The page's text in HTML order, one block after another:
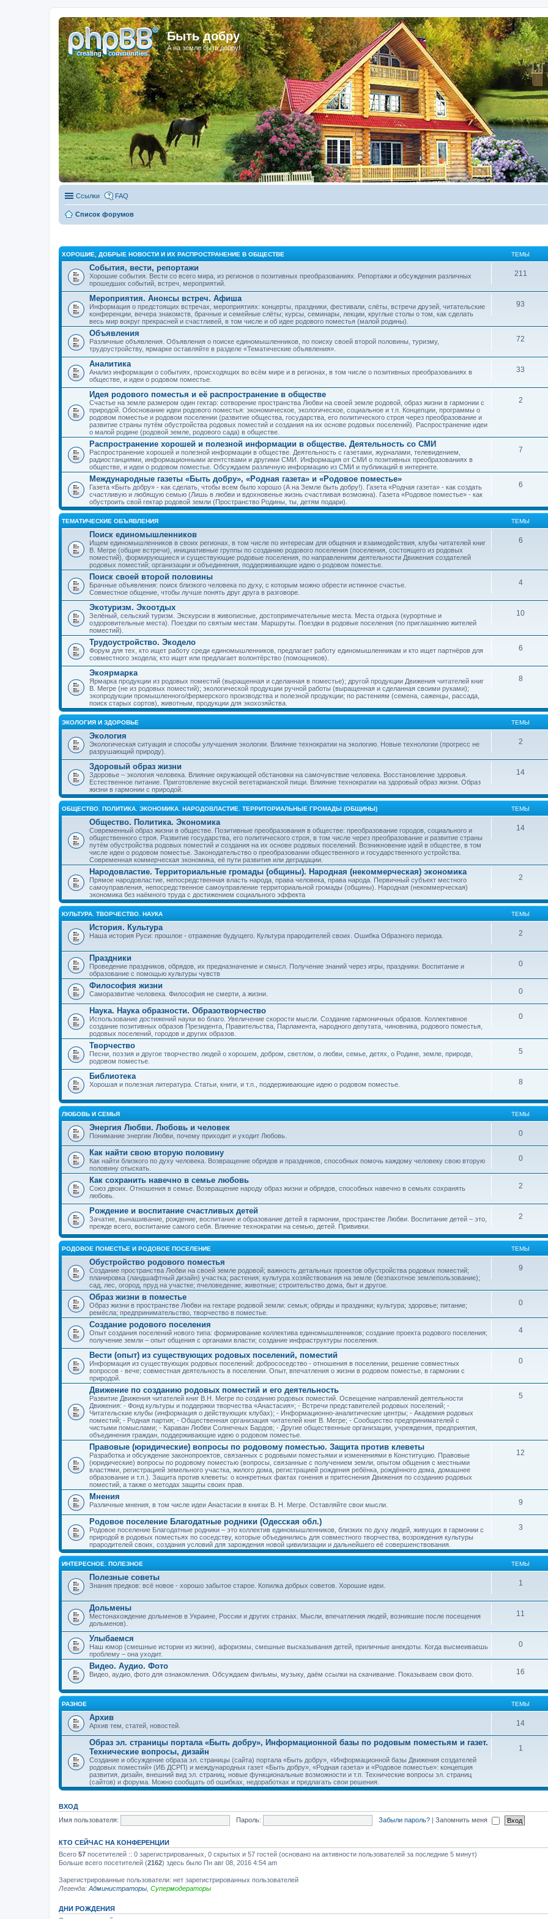
Быть добру
А на земле быть добру!
Ссылки FAQ
Список форумов
ХОРОШИЕ, ДОБРЫЕ НОВОСТИ И ИХ РАСПРОСТРАНЕНИЕ В ОБЩЕСТВЕ ТЕМЫ
События, вести, репортажи
Хорошие события. Вести со всего мира, из регионов о позитивных преобразованиях. Репортажи и обсуждения различных
прошедших событий, встреч, мероприятий.
211
Мероприятия. Анонсы встреч. Афиша
Информация о предстоящих встречах, мероприятиях: концерты, праздники, фестивали, слёты, встречи друзей, читательские
конференции, вечера знакомств, брачные и семейные слёты; курсы, семинары, лекции, круглые столы о том, как сделать
весь мир вокруг прекрасней и счастливей, в том числе и об идее родового поместья (малой родины).
93
Объявления
Различные объявления. Объявления о поиске единомышленников, по поиску своей второй половины, туризму,
трудоустройству, ярмарке оставляйте в разделе «Тематические объявления».
72
Аналитика
Анализ информации о событиях, происходящих во всём мире и в регионах, в том числе о позитивных преобразованиях в
обществе, и идеи о родовом поместье.
33
Идея родового поместья и её распространение в обществе
Счастье на земле размером один гектар: сотворение пространства Любви на своей земле родовой, образ жизни в гармонии с
природой. Обоснование идеи родового поместья: экономическое, экологическое, социальное и т.п. Концепции, программы о
родовом поместье и родовом поселении (развитие общества, государства, его политического строя через преобразование и
развитие страны путём обустройства родовых поместий и создания на их основе родовых поселений). Распространение идеи
о малой родине (родовой земле, родового сада) в обществе.
2
Распространение хорошей и полезной информации в обществе. Деятельность со СМИ
Распространение хорошей и полезной информации в обществе. Деятельность с газетами, журналами, телевидением,
радиостанциями, информационными агентствами и другими СМИ. Информация от СМИ о позитивных преобразованиях в
обществе, и идеи о родовом поместье. Обсуждаем различную информацию из СМИ и публикаций в интернете.
7
Международные газеты «Быть добру», «Родная газета» и «Родовое поместье»
Газета «Быть добру» - как сделать, чтобы всем было хорошо (А на Земле быть добру!). Газета «Родная газета» - как создать
счастливую и любящую семью (Лишь в любви и вдохновенье жизнь счастливая возможна). Газета «Родовое поместье» - как
обустроить свой гектар родовой земли (Пространство Родины, ты, детям подари).
6
ТЕМАТИЧЕСКИЕ ОБЪЯВЛЕНИЯ ТЕМЫ
Поиск единомышленников
Ищем единомышленников в своих регионах, в том числе по интересам для общения и взаимодействия, клубы читателей книг
В. Мегре (общие встречи), инициативные группы по созданию родового поселения (поселения, состоящего из родовых
поместий), формирующиеся и существующие родовые поселения, по направлениям деятельности Движения создателей
родовых поместий; организации и объединения, поддерживающие идею о родовом поместье.
6
Поиск своей второй половины
Брачные объявления: поиск близкого человека по духу, с которым можно обрести истинное счастье.
Совместное общение, чтобы лучше понять друг друга в разговоре.
4
Экотуризм. Экоотдых
Зелёный, сельский туризм. Экскурсии в живописные, достопримечательные места. Места отдыха (курортные и
оздоровительные места). Поездки по святым местам. Маршруты. Поездки в родовые поселения (по приглашению жителей
поместий).
10
Трудоустройство. Экодело
Форум для тех, кто ищет работу среди единомышленников, предлагает работу единомышленникам и кто ищет партнёров для
совместного экодела; кто ищет или предлагает волонтёрство (помощников).
6
Экоярмарка
Ярмарка продукции из родовых поместий (выращенная и сделанная в поместье); другой продукции Движения читателей книг
В. Мегре (не из родовых поместий); экологической продукции ручной работы (выращенная и сделанная своими руками);
экопродукции промышленного/фермерского производства и полезной продукции; по растениям (семена, саженцы, рассада,
поиск старых сортов), животным, продукции для экохозяйства.
8
ЭКОЛОГИЯ И ЗДОРОВЬЕ ТЕМЫ
Экология
Экологическая ситуация и способы улучшения экологии. Влияние технократии на экологию. Новые технологии (прогресс не
разрушающий природу).
2
Здоровый образ жизни
Здоровье – экология человека. Влияние окружающей обстановки на самочувствие человека. Восстановление здоровья.
Естественное питание. Приготовление вкусной вегетарианской пищи. Влияние технократии на здоровый образ жизни. Образ
жизни в гармонии с природой.
14
ОБЩЕСТВО. ПОЛИТИКА. ЭКОНОМИКА. НАРОДОВЛАСТИЕ. ТЕРРИТОРИАЛЬНЫЕ ГРОМАДЫ (ОБЩИНЫ) ТЕМЫ
Общество. Политика. Экономика
Современный образ жизни в обществе. Позитивные преобразования в обществе: преобразование городов, социального и
общественного строя. Развитие государства, его политического строя, в том числе через преобразование и развитие страны
путём обустройства родовых поместий и создания на их основе родовых поселений. Возникновение идей в обществе, в том
числе идеи о родовом поместье. Законодательство о преобразовании общественного и государственного устройства.
Современная коммерческая экономика, её пути развития или деградации.
14
Народовластие. Территориальные громады (общины). Народная (некоммерческая) экономика
Прямое народовластие, непосредственная власть народа, права человека, права народа. Первичный субъект местного
самоуправления, непосредственное самоуправление территориальной громады (общины). Народная (некоммерческая)
экономика без наёмного труда с достижением социального эффекта
2
КУЛЬТУРА. ТВОРЧЕСТВО. НАУКА ТЕМЫ
История. Культура
Наша история Руси: прошлое - отражение будущего. Культура прародителей своих. Ошибка Образного периода. 2
Праздники
Проведение праздников, обрядов, их предназначение и смысл. Получение знаний через игры, праздники. Воспитание и
образование с помощью культуры чувств
0
Философия жизни
Саморазвитие человека. Философия не смерти, а жизни. 0
Наука. Наука образности. Образотворчество
Использование достижений науки во благо. Увеличение скорости мысли. Создание гармоничных образов. Коллективное
создание позитивных образов Президента, Правительства, Парламента, народного депутата, чиновника, родового поместья,
родовых поселений, городов и других образов.
0
Творчество
Песни, поэзия и другое творчество людей о хорошем, добром, светлом, о любви, семье, детях, о Родине, земле, природе,
родовом поместье.
5
Библиотека
Хорошая и полезная литература. Статьи, книги, и т.п., поддерживающие идею о родовом поместье. 8
ЛЮБОВЬ И СЕМЬЯ ТЕМЫ
Энергия Любви. Любовь и человек
Понимание энергии Любви, почему приходит и уходит Любовь. 0
Как найти свою вторую половину
Как найти близкого по духу человека. Возвращение обрядов и праздников, способных помочь каждому человеку свою вторую
половину отыскать.
0
Как сохранить навечно в семье любовь
Союз двоих. Отношения в семье. Возвращение народу образ жизни и обрядов, способных навечно в семьях сохранять
любовь.
2
Рождение и воспитание счастливых детей
Зачатие, вынашивание, рождение, воспитание и образование детей в гармонии, пространстве Любви. Воспитание детей – это,
прежде всего, воспитание самого себя. Влияние технократии на семью, детей. Прививки.
2
РОДОВОЕ ПОМЕСТЬЕ И РОДОВОЕ ПОСЕЛЕНИЕ ТЕМЫ
Обустройство родового поместья
Создание пространства Любви на своей земле родовой; важность детальных проектов обустройства родовых поместий;
планировка (ландшафтный дизайн) участка; растения; культура хозяйствования на земле (безпахотное землепользование);
сад, лес, огород, пруд на участке; пчеловедение; животные; строительство дома, быт и другое.
9
Образ жизни в поместье
Образ жизни в пространстве Любви на гектаре родовой земли: семья; обряды и праздники; культура; здоровье; питание;
ремёсла; предпринимательство, творчество в поместье.
0
Создание родового поселения
Опыт создания поселений нового типа: формирование коллектива единомышленников; создание проекта родового поселения;
получение земли – опыт общения с органами власти; создание инфраструктуры поселения.
4
Вести (опыт) из существующих родовых поселений, поместий
Информация из существующих родовых поселений: добрососедство - отношения в поселении, решение совместных
вопросов - вече; совместная деятельность в поселении. Опыт, впечатления о жизни в родовом поместье, в гармонии с
природой.
0
Движение по созданию родовых поместий и его деятельность
Развитие Движения читателей книг В.Н. Мегре по созданию родовых поместий. Освещение направлений деятельности
Движения: - Фонд культуры и поддержки творчества «Анастасия»; - Встречи представителей родовых поселений; -
Читательские клубы (информация о действующих клубах); - Информационно-аналитические центры; - Академия родовых
поместий; - Родная партия; - Общественная организация читателей книг В. Мегре; - Сообщество предпринимателей с
чистыми помыслами; - Караван Любви Солнечных Бардов; - Другие общественные организации, учреждения, предприятия,
объединения граждан, поддерживающие идею о родовом поместье.
5
Правовые (юридические) вопросы по родовому поместью. Защита против клеветы
Разработка и обсуждение законопроектов, связанных с родовыми поместьями и изменениями в Конституцию. Правовые
(юридические) вопросы по родовому поместью (вопросы, связанные с получением земли, опытом общения с местными
властями, регистрацией земельного участка, жилого дома, регистрацией рождения ребёнка, рождённого дома, домашнее
образование и т.п.). Защита против клеветы: о конкретных фактах гонения и притеснения Движения по созданию родовых
поместий, а также о методах защиты своих прав.
12
Мнения
Различные мнения, в том числе идеи Анастасии в книгах В. Н. Мегре. Оставляйте свои мысли. 9
Родовое поселение Благодатные родники (Одесская обл.)
Родовое поселение Благодатные родники – это коллектив единомышленников, близких по духу людей, живущих в гармонии с
природой в родовых поместьях по соседству, которые объединились для совместного творчества, возрождения культуры
прародителей своих, создания условий для зарождения новой цивилизации и дальнейшего её совершенствования.
3
ИНТЕРЕСНОЕ. ПОЛЕЗНОЕ ТЕМЫ
Полезные советы
Знания предков: всё новое - хорошо забытое старое. Копилка добрых советов. Хорошие идеи. 1
Дольмены
Местонахождение дольменов в Украине, России и других странах. Мысли, впечатления людей, возникшие после посещения
дольменов).
11
Улыбаемся
Наш юмор (смешные истории из жизни), афоризмы, смешные высказывания детей, приличные анекдоты. Когда высмеиваешь
проблему – она уходит.
0
Видео. Аудио. Фото
Видео, аудио, фото для ознакомления. Обсуждаем фильмы, музыку, даём ссылки на скачивание. Показываем свои фото. 16
РАЗНОЕ ТЕМЫ
Архив
Архив тем, статей, новостей. 14
Образ эл. страницы портала «Быть добру», Информационной базы по родовым поместьям и газет.
Технические вопросы, дизайн
Создание и обсуждение образа эл. страницы (сайта) портала «Быть добру», «Информационной базы Движения создателей
родовых поместий» (ИБ ДСРП) и международных газет «Быть добру», «Родная газета» и «Родовое поместье»: концепция
развития, дизайн, внешний вид эл. страниц, новые функциональные возможности и т.п. Технические вопросы эл. страниц
(сайтов) и форума. Можно сообщать об ошибках, недоработках и предлагать свои решения.
1
ВХОД
Имя пользователя:
Пароль: Забыли пароль? | Запомнить меня
КТО СЕЙЧАС НА КОНФЕРЕНЦИИ
Всего 57 посетителей :: 0 зарегистрированных, 0 скрытых и 57 гостей (основано на активности пользователей за последние 5 минут)
Больше всего посетителей (2162) здесь было Пн авг 08, 2016 4:54 am
Зарегистрированные пользователи: нет зарегистрированных пользователей
Легенда: Администраторы Супермодераторы
ДНИ РОЖДЕНИЯ